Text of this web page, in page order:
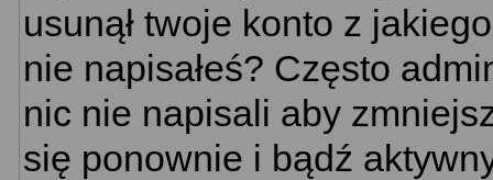
usunął twoje konto z
nie napisałeś? Często
nic nie napisali aby
się ponownie i bądź